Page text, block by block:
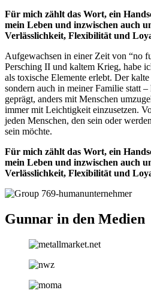
Für mich zählt das Wort, ein
mein Leben und inzwischen auch
Verlässlichkeit, Flexibilität und
Aufgewachsen in einer Zeit von “no
Persching II und kaltem Krieg, habe
als toxische Elemente erlebt. Der
sondern auch in meiner Familie statt
geprägt, anders mit Menschen
immer mit Leichtigkeit einzusetzen.
jeden Menschen, den sein oder
sein möchte.
Für mich zählt das Wort, ein
mein Leben und inzwischen auch
Verlässlichkeit, Flexibilität und
Gunnar in den Medien